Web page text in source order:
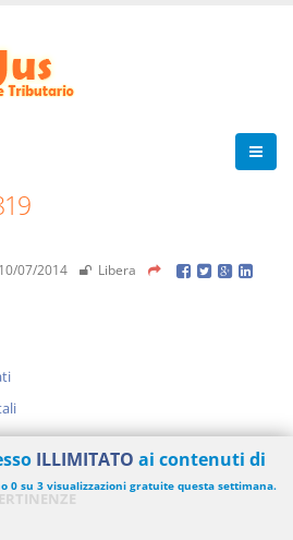
10/07/2014 Libera
ILLIMITATO ai contenuti di
0 su 3 visualizzazioni gratuite questa settimana.